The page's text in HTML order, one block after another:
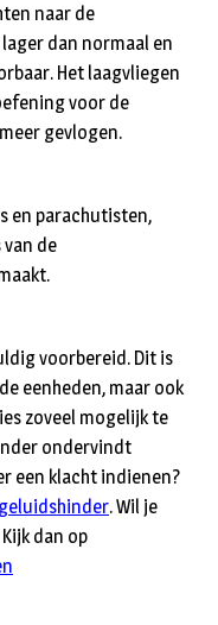
naar de
dan normaal en
Het laagvliegen
voor de
gevlogen.
en parachutisten,
de
voorbereid. Dit is
eenheden, maar ook
zoveel mogelijk te
ondervindt
een klacht indienen?
. Wil je
dan op